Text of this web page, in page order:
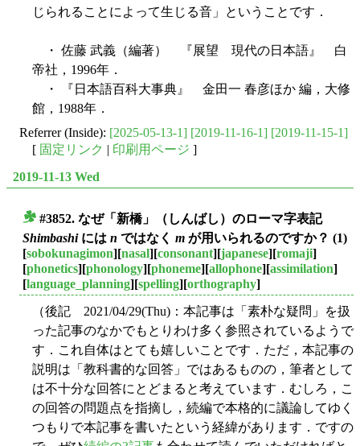
じられることによって生じる音」ということです．
・ 佐藤 武義（編著） 『展望 現代の日本語』 白
帝社，1996年．
・ 『日本語百科大事典』 金田一 春彦ほか 編，大修
館，1988年．
Referrer (Inside): [2025-05-13-1] [2019-11-16-1] [2019-11-15-1]
[ 固定リンク | 印刷用ページ ]
2019-11-13 Wed
#3852. なぜ「新橋」（しんばし）のローマ字表記
Shimbashiには n ではなく m が用いられるのですか？ (1)
[sobokunagimon][nasal][consonant][japanese][romaji]
[phonetics][phonology][phoneme][allophone][assimilation]
[language_planning][spelling][orthography]
（後記 2021/04/29(Thu)：本記事は「素朴な疑問」を扱
った記事のなかでもとりわけ多く参照されているようで
す．これ自体はとても嬉しいことです．ただ，本記事の
説明は「教科書的な回答」ではあるものの，筆者として
は不十分な回答にとどまると考えています．むしろ，こ
の回答の問題点を指摘し，続編で本格的に議論してゆく
つもりで本記事を書いたという経緯があります．ですの